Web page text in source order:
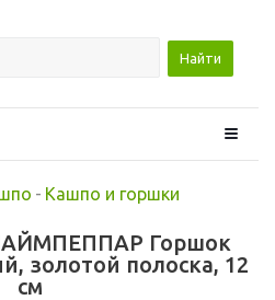
Найти
- Кашпо и горшки
Горшок
золотой полоска, 12
см